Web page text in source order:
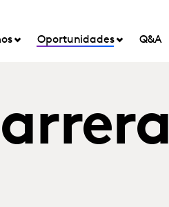
Oportunidades Q&A